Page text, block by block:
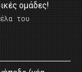
ομάδες!
του